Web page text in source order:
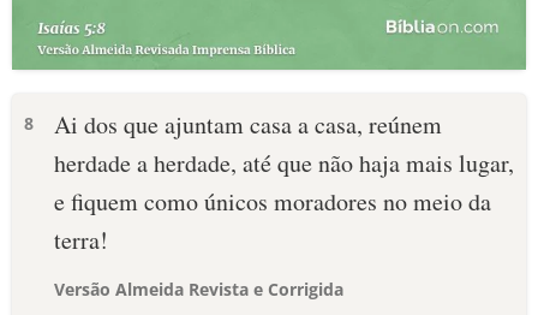
8
Ai dos que ajuntam casa a casa, reúnem
herdade a herdade, até que não haja mais lugar,
e fiquem como únicos moradores no meio da
terra!
Versão Almeida Revista e Corrigida